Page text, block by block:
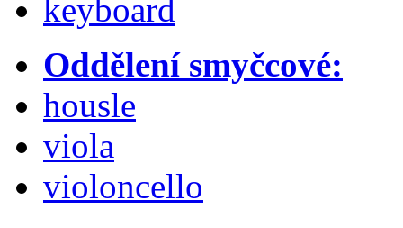
keyboard
Oddělení smyčcové:
housle
viola
violoncello